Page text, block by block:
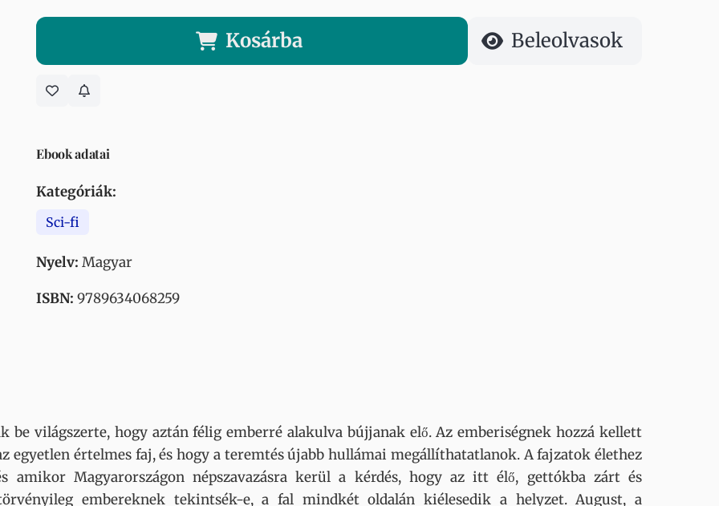
Kosárba Beleolvasok
Ebook adatai
Kategóriák:
Sci-fi
Nyelv: Magyar
ISBN: 9789634068259
világszerte, hogy aztán félig emberré alakulva bújjanak elő. Az emberiségnek hozzá kellett
egyetlen értelmes faj, és hogy a teremtés újabb hullámai megállíthatatlanok. A fajzatok élethez
amikor Magyarországon népszavazásra kerül a kérdés, hogy az itt élő, gettókba zárt és
embereknek tekintsék-e, a fal mindkét oldalán kiélesedik a helyzet. August, a